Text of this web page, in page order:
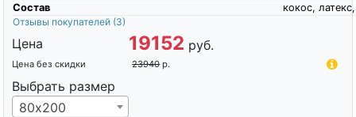
Состав
кокос, латекс,
Отзывы покупателей (3)
Цена 19152 руб.
Цена без скидки 23940 р.
Выбрать размер
80х200